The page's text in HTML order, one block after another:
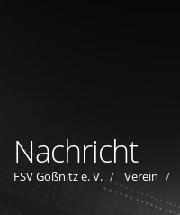
Nachricht
FSV Gößnitz e. V. Verein